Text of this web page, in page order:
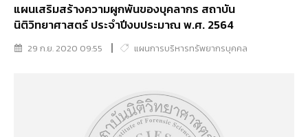
แผนเสริมสร้างความผูกพันของบุคลากร สถาบัน
นิติวิทยาศาสตร์ ประจำปีงบประมาณ พ.ศ. 2564
29 ก.ย. 2020 09:55 แผนการบริหารทรัพยากรบุคคล